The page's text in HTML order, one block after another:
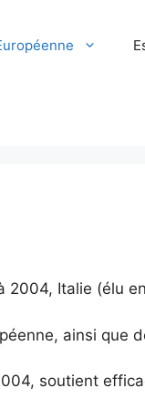
2004, Italie (élu
ainsi que
soutient